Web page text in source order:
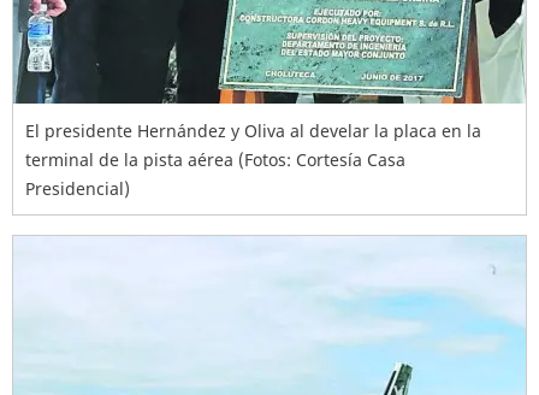
El presidente Hernández y Oliva al develar la placa en la
terminal de la pista aérea (Fotos: Cortesía Casa
Presidencial)